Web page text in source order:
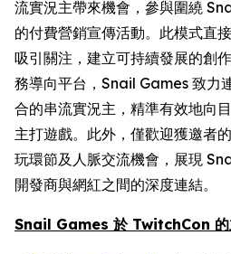
流實況主帶來機會，參與圍繞
的付費營銷宣傳活動。此模式直
吸引關注，建立可持續發展的創
務導向平台，Snail Games 致力
合的串流實況主，精準有效地向
主打遊戲。此外，僅歡迎獲邀者
玩環節及人脈交流機會，展現
開發商與網紅之間的深度連結。
Snail Games 於 TwitchCon 的